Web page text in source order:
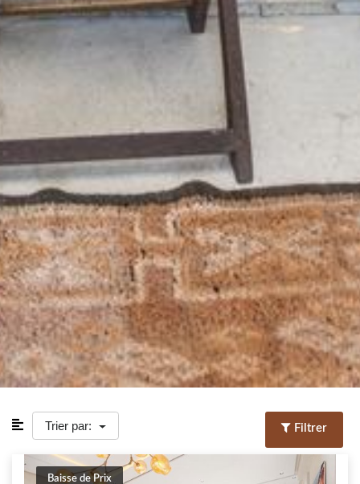
Trier par: Filtrer
Baisse de Prix